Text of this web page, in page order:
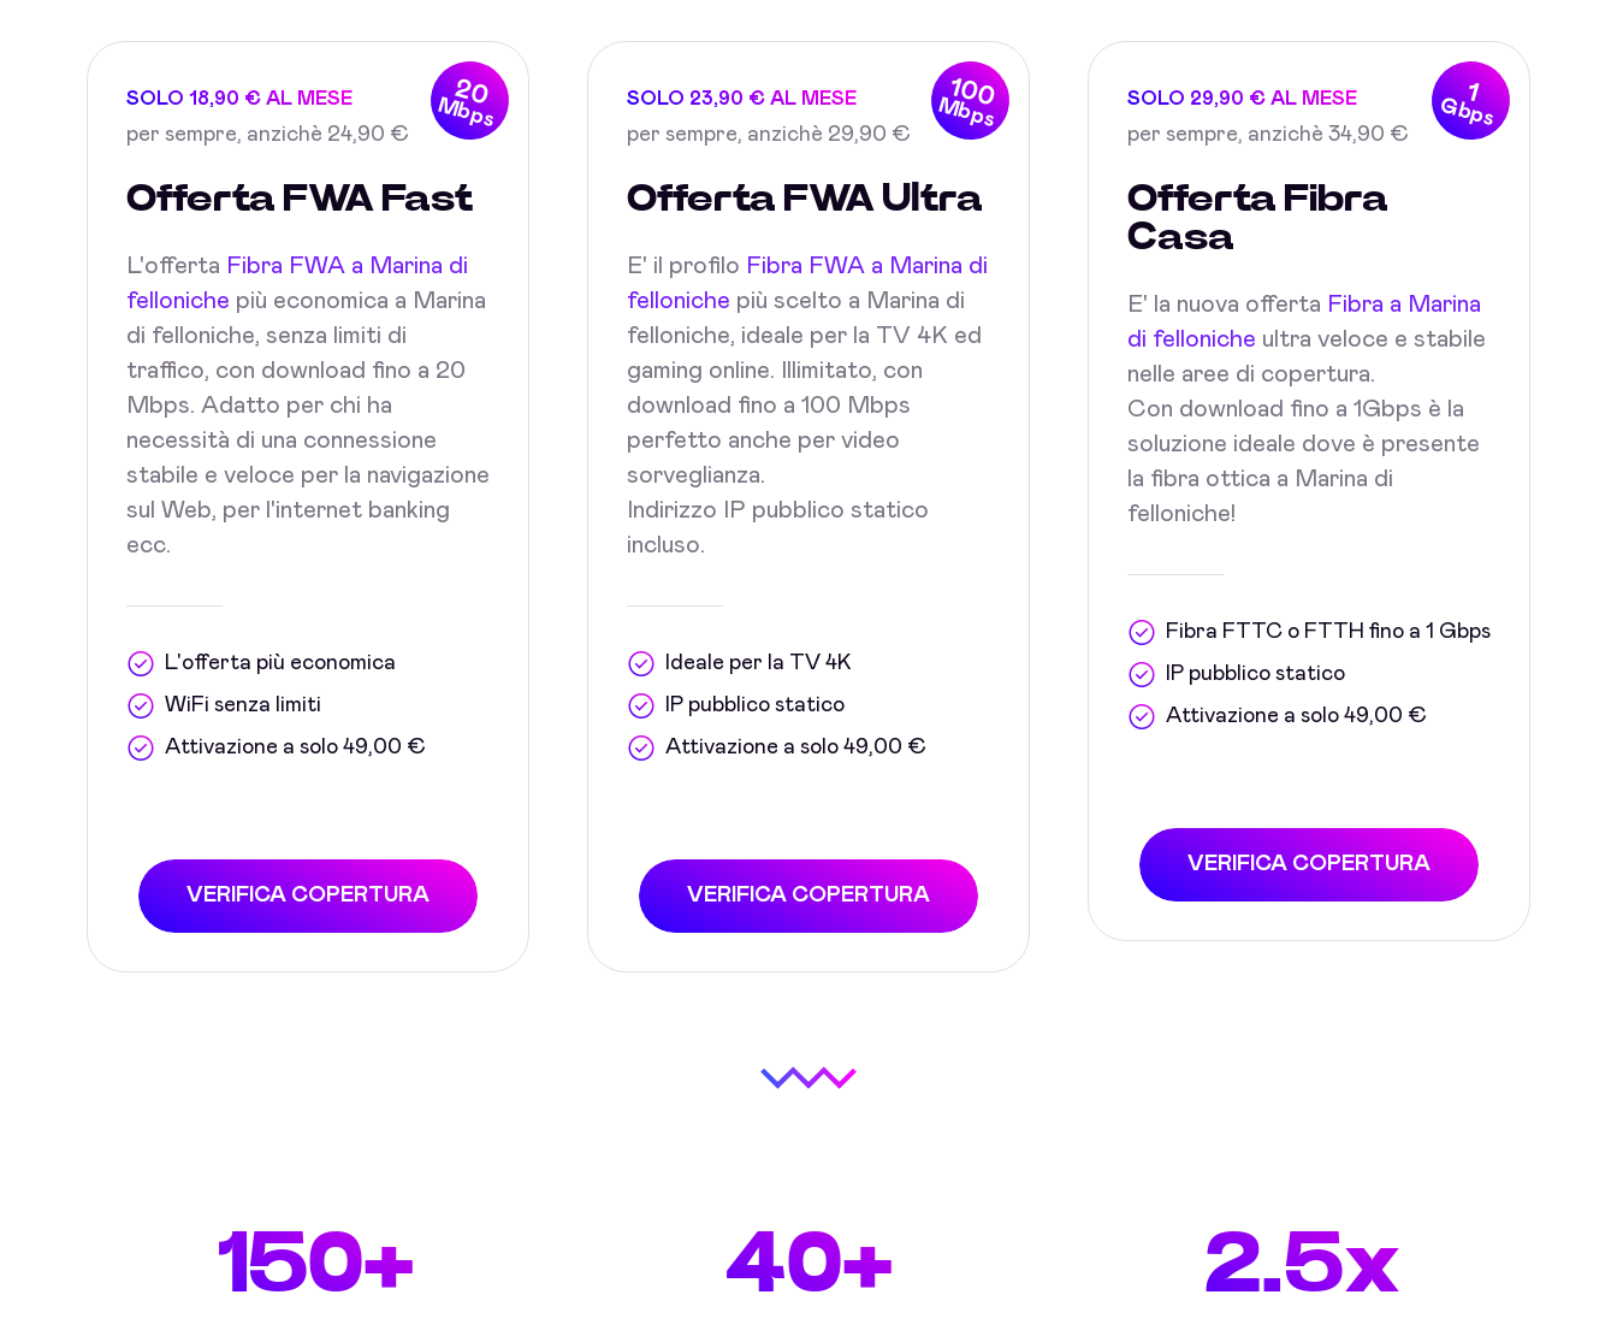
20
Mbps
SOLO 18,90 € AL MESE
per sempre, anzichè 24,90 €
Offerta FWA Fast
L'offerta Fibra FWA a Marina di
felloniche più economica a Marina
di felloniche, senza limiti di
traffico, con download fino a 20
Mbps. Adatto per chi ha
necessità di una connessione
stabile e veloce per la navigazione
sul Web, per l'internet banking
ecc.
L'offerta più economica
WiFi senza limiti
Attivazione a solo 49,00 €
VERIFICA COPERTURA
100
Mbps
SOLO 23,90 € AL MESE
per sempre, anzichè 29,90 €
Offerta FWA Ultra
E' il profilo Fibra FWA a Marina di
felloniche più scelto a Marina di
felloniche, ideale per la TV 4K ed
gaming online. Illimitato, con
download fino a 100 Mbps
perfetto anche per video
sorveglianza.
Indirizzo IP pubblico statico
incluso.
Ideale per la TV 4K
IP pubblico statico
Attivazione a solo 49,00 €
VERIFICA COPERTURA
1
Gbps
SOLO 29,90 € AL MESE
per sempre, anzichè 34,90 €
Offerta Fibra
Casa
E' la nuova offerta Fibra a Marina
di felloniche ultra veloce e stabile
nelle aree di copertura.
Con download fino a 1Gbps è la
soluzione ideale dove è presente
la fibra ottica a Marina di
felloniche!
Fibra FTTC o FTTH fino a 1 Gbps
IP pubblico statico
Attivazione a solo 49,00 €
VERIFICA COPERTURA
150+ 40+ 2.5x